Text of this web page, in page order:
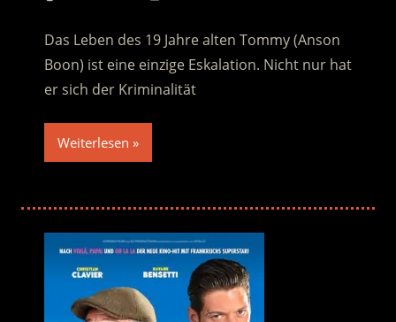
Das Leben des 19 Jahre alten Tommy (Anson
Boon) ist eine einzige Eskalation. Nicht nur hat
er sich der Kriminalität
Weiterlesen